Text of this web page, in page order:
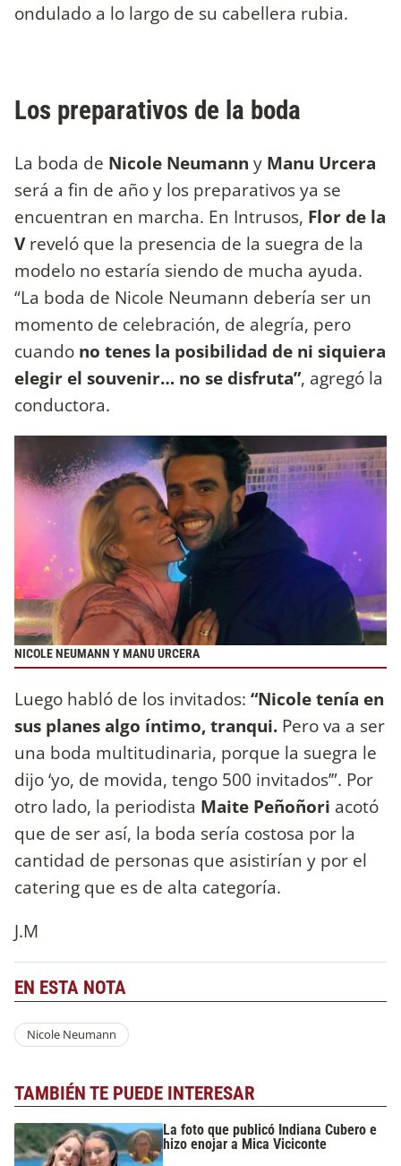
ondulado a lo largo de su cabellera rubia.
Los preparativos de la boda
La boda de Nicole Neumann y Manu Urcera
será a fin de año y los preparativos ya se
encuentran en marcha. En Intrusos, Flor de la
Vreveló que la presencia de la suegra de la
modelo no estaría siendo de mucha ayuda.
“La boda de Nicole Neumann debería ser un
momento de celebración, de alegría, pero
cuando no tenes la posibilidad de ni siquiera
elegir el souvenir… no se disfruta”, agregó la
conductora.
NICOLE NEUMANN Y MANU URCERA
Luego habló de los invitados: “Nicole tenía en
sus planes algo íntimo, tranqui. Pero va a ser
una boda multitudinaria, porque la suegra le
dijo ‘yo, de movida, tengo 500 invitados’”. Por
otro lado, la periodista Maite Peñoñori acotó
que de ser así, la boda sería costosa por la
cantidad de personas que asistirían y por el
catering que es de alta categoría.
J.M
EN ESTA NOTA
Nicole Neumann
TAMBIÉN TE PUEDE INTERESAR
La foto que publicó Indiana Cubero e
hizo enojar a Mica Viciconte